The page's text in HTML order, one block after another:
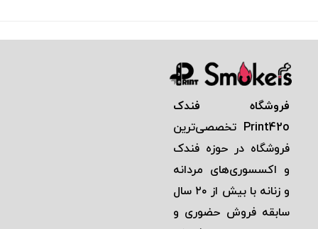
فروشگاه فندک
Print42o تخصصی‌ترين
فروشگاه در حوزه فندک
و اكسسوری‌های مردانه
و زنانه با بيش از ٢٠ سال
سابقه فروش حضوری و